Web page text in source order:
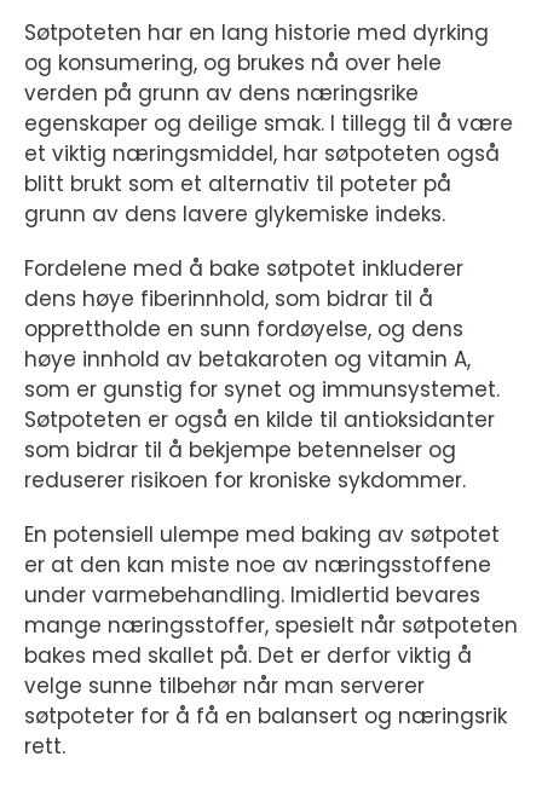
Søtpoteten har en lang historie med dyrking
og konsumering, og brukes nå over hele
verden på grunn av dens næringsrike
egenskaper og deilige smak. I tillegg til å være
et viktig næringsmiddel, har søtpoteten også
blitt brukt som et alternativ til poteter på
grunn av dens lavere glykemiske indeks.
Fordelene med å bake søtpotet inkluderer
dens høye fiberinnhold, som bidrar til å
opprettholde en sunn fordøyelse, og dens
høye innhold av betakaroten og vitamin A,
som er gunstig for synet og immunsystemet.
Søtpoteten er også en kilde til antioksidanter
som bidrar til å bekjempe betennelser og
reduserer risikoen for kroniske sykdommer.
En potensiell ulempe med baking av søtpotet
er at den kan miste noe av næringsstoffene
under varmebehandling. Imidlertid bevares
mange næringsstoffer, spesielt når søtpoteten
bakes med skallet på. Det er derfor viktig å
velge sunne tilbehør når man serverer
søtpoteter for å få en balansert og næringsrik
rett.